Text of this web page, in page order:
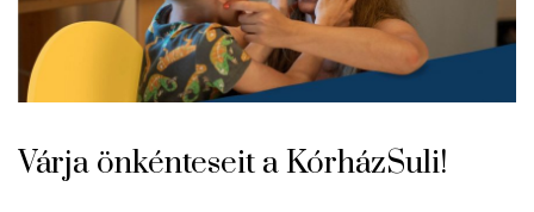
Várja önkénteseit a KórházSuli!